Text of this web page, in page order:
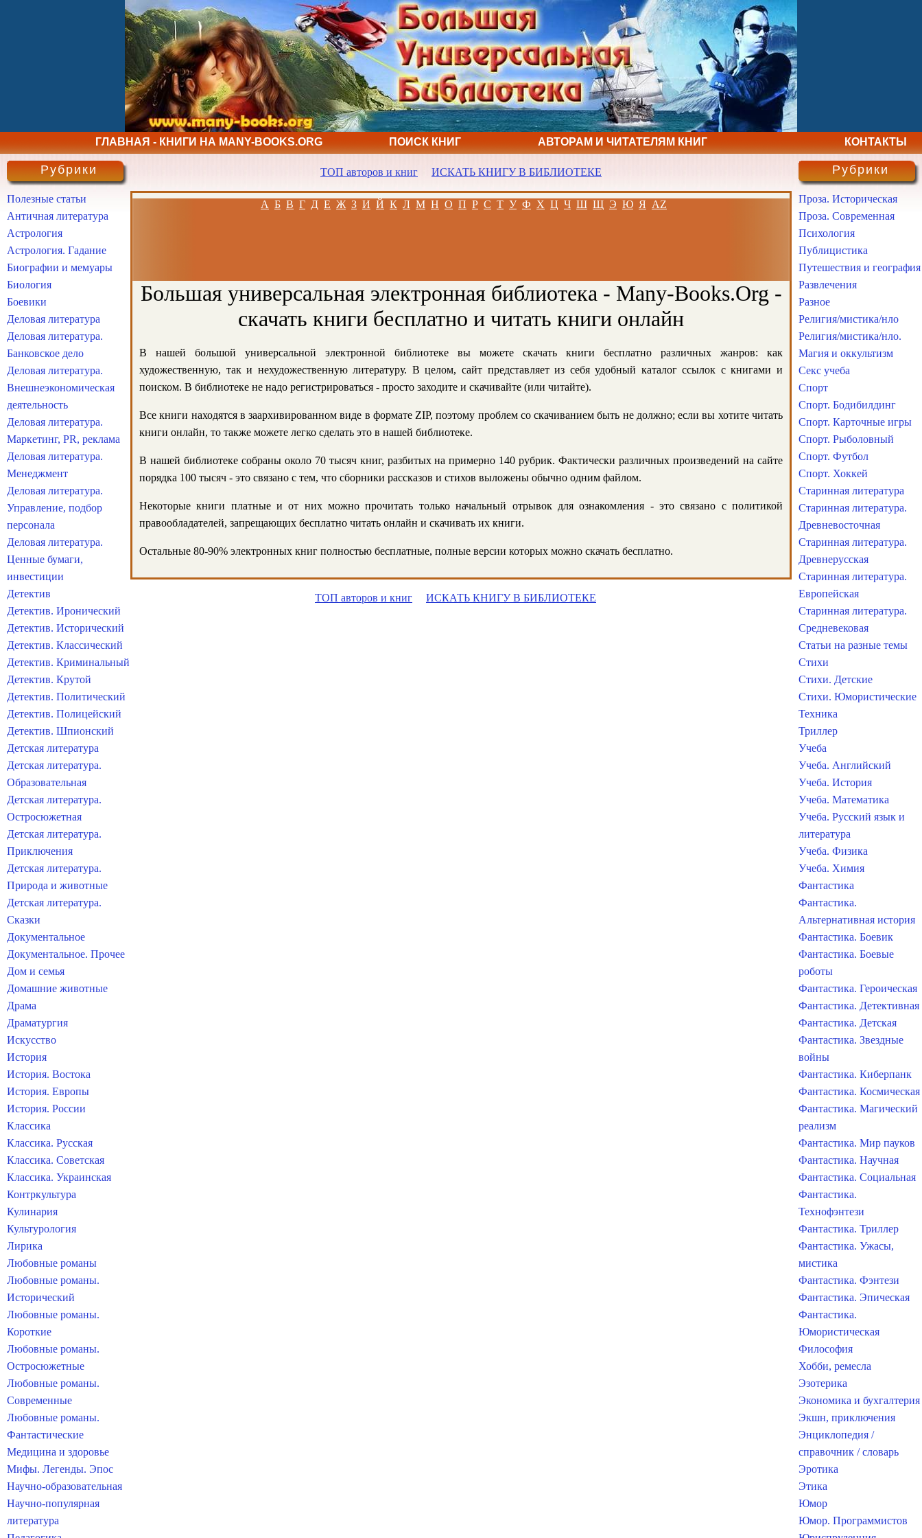
ГЛАВНАЯ - КНИГИ НА MANY-BOOKS.ORG ПОИСК КНИГ АВТОРАМ И ЧИТАТЕЛЯМ КНИГ КОНТАКТЫ
ТОП авторов и книг ИСКАТЬ КНИГУ В БИБЛИОТЕКЕ
А Б В Г Д Е Ж З И Й К Л М Н О П Р С Т У Ф Х Ц Ч Ш Щ Э Ю Я AZ
Большая универсальная электронная библиотека - Many-Books.Org -
скачать книги бесплатно и читать книги онлайн
В нашей большой универсальной электронной библиотеке вы можете скачать книги бесплатно различных жанров: как
художественную, так и нехудожественную литературу. В целом, сайт представляет из себя удобный каталог ссылок с книгами и
поиском. В библиотеке не надо регистрироваться - просто заходите и скачивайте (или читайте).
Все книги находятся в заархивированном виде в формате ZIP, поэтому проблем со скачиванием быть не должно; если вы хотите читать
книги онлайн, то также можете легко сделать это в нашей библиотеке.
В нашей библиотеке собраны около 70 тысяч книг, разбитых на примерно 140 рубрик. Фактически различных произведений на сайте
порядка 100 тысяч - это связано с тем, что сборники рассказов и стихов выложены обычно одним файлом.
Некоторые книги платные и от них можно прочитать только начальный отрывок для ознакомления - это связано с политикой
правообладателей, запрещающих бесплатно читать онлайн и скачивать их книги.
Остальные 80-90% электронных книг полностью бесплатные, полные версии которых можно скачать бесплатно.
ТОП авторов и книг ИСКАТЬ КНИГУ В БИБЛИОТЕКЕ
Рубрики
Полезные статьи
Античная литература
Астрология
Астрология. Гадание
Биографии и мемуары
Биология
Боевики
Деловая литература
Деловая литература.
Банковское дело
Деловая литература.
Внешнеэкономическая
деятельность
Деловая литература.
Маркетинг, PR, реклама
Деловая литература.
Менеджмент
Деловая литература.
Управление, подбор
персонала
Деловая литература.
Ценные бумаги,
инвестиции
Детектив
Детектив. Иронический
Детектив. Исторический
Детектив. Классический
Детектив. Криминальный
Детектив. Крутой
Детектив. Политический
Детектив. Полицейский
Детектив. Шпионский
Детская литература
Детская литература.
Образовательная
Детская литература.
Остросюжетная
Детская литература.
Приключения
Детская литература.
Природа и животные
Детская литература.
Сказки
Документальное
Документальное. Прочее
Дом и семья
Домашние животные
Драма
Драматургия
Искусство
История
История. Востока
История. Европы
История. России
Классика
Классика. Русская
Классика. Советская
Классика. Украинская
Контркультура
Кулинария
Культурология
Лирика
Любовные романы
Любовные романы.
Исторический
Любовные романы.
Короткие
Любовные романы.
Остросюжетные
Любовные романы.
Современные
Любовные романы.
Фантастические
Медицина и здоровье
Мифы. Легенды. Эпос
Научно-образовательная
Научно-популярная
литература
Рубрики
Проза. Историческая
Проза. Современная
Психология
Публицистика
Путешествия и география
Развлечения
Разное
Религия/мистика/нло
Религия/мистика/нло.
Магия и оккультизм
Секс учеба
Спорт
Спорт. Бодибилдинг
Спорт. Карточные игры
Спорт. Рыболовный
Спорт. Футбол
Спорт. Хоккей
Старинная литература
Старинная литература.
Древневосточная
Старинная литература.
Древнерусская
Старинная литература.
Европейская
Старинная литература.
Средневековая
Статьи на разные темы
Стихи
Стихи. Детские
Стихи. Юмористические
Техника
Триллер
Учеба
Учеба. Английский
Учеба. История
Учеба. Математика
Учеба. Русский язык и
литература
Учеба. Физика
Учеба. Химия
Фантастика
Фантастика.
Альтернативная история
Фантастика. Боевик
Фантастика. Боевые
роботы
Фантастика. Героическая
Фантастика. Детективная
Фантастика. Детская
Фантастика. Звездные
войны
Фантастика. Киберпанк
Фантастика. Космическая
Фантастика. Магический
реализм
Фантастика. Мир пауков
Фантастика. Научная
Фантастика. Социальная
Фантастика.
Технофэнтези
Фантастика. Триллер
Фантастика. Ужасы,
мистика
Фантастика. Фэнтези
Фантастика. Эпическая
Фантастика.
Юмористическая
Философия
Хобби, ремесла
Эзотерика
Экономика и бухгалтерия
Экшн, приключения
Энциклопедия /
справочник / словарь
Эротика
Этика
Юмор
Юмор. Программистов